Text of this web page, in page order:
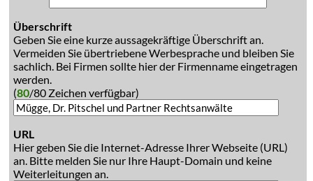
Überschrift
Geben Sie eine kurze aussagekräftige Überschrift an.
Vermeiden Sie übertriebene Werbesprache und bleiben Sie
sachlich. Bei Firmen sollte hier der Firmenname eingetragen
werden.
(80/80 Zeichen verfügbar)
URL
Hier geben Sie die Internet-Adresse Ihrer Webseite (URL)
an. Bitte melden Sie nur Ihre Haupt-Domain und keine
Weiterleitungen an.